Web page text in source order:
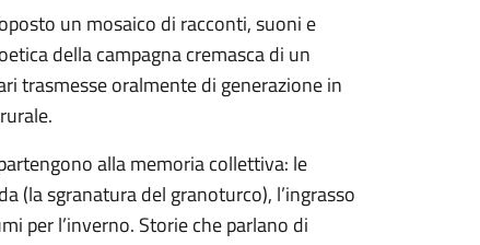
un mosaico di racconti, suoni e
della campagna cremasca di un
trasmesse oralmente di generazione in
alla memoria collettiva: le
(la sgranatura del granoturco), l’ingrasso
per l’inverno. Storie che parlano di